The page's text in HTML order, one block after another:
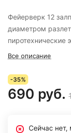
Фейерверк 12
диаметром
пиротехнические
Все описание
-35%
690 руб.
Сейчас нет,